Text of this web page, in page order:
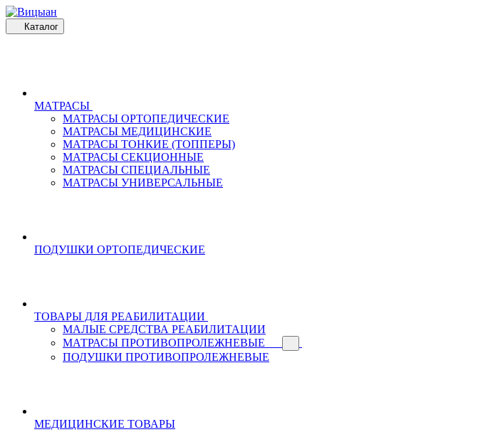
Каталог
МАТРАСЫ
МАТРАСЫ ОРТОПЕДИЧЕСКИЕ
МАТРАСЫ МЕДИЦИНСКИЕ
МАТРАСЫ ТОНКИЕ (ТОППЕРЫ)
МАТРАСЫ СЕКЦИОННЫЕ
МАТРАСЫ СПЕЦИАЛЬНЫЕ
МАТРАСЫ УНИВЕРСАЛЬНЫЕ
ПОДУШКИ ОРТОПЕДИЧЕСКИЕ
ТОВАРЫ ДЛЯ РЕАБИЛИТАЦИИ
МАЛЫЕ СРЕДСТВА РЕАБИЛИТАЦИИ
МАТРАСЫ ПРОТИВОПРОЛЕЖНЕВЫЕ
ПОДУШКИ ПРОТИВОПРОЛЕЖНЕВЫЕ
МЕДИЦИНСКИЕ ТОВАРЫ